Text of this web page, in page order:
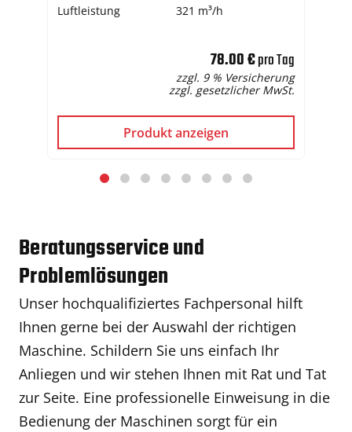
Luftleistung
321 m³/h
78.00 €pro Tag
zzgl. 9 % Versicherung
zzgl. gesetzlicher MwSt.
Produkt anzeigen
Beratungsservice und
Problemlösungen
Unser hochqualifiziertes Fachpersonal hilft
Ihnen gerne bei der Auswahl der richtigen
Maschine. Schildern Sie uns einfach Ihr
Anliegen und wir stehen Ihnen mit Rat und Tat
zur Seite. Eine professionelle Einweisung in die
Bedienung der Maschinen sorgt für ein